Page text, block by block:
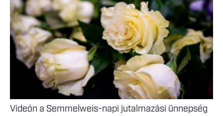
Videón a Semmelweis-napi jutalmazási ünnepség